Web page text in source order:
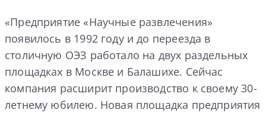
«Предприятие «Научные развлечения»
появилось в 1992 году и до переезда в
столичную ОЭЗ работало на двух раздельных
площадках в Москве и Балашихе. Сейчас
компания расширит производство к своему 30-
летнему юбилею. Новая площадка предприятия